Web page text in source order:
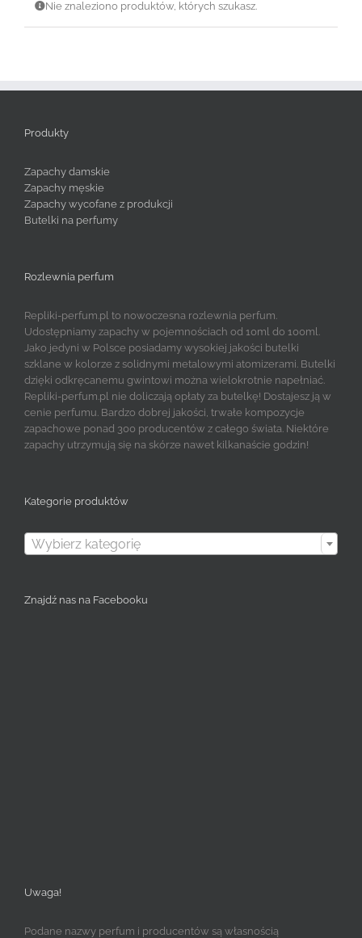
Nie znaleziono produktów, których szukasz.
Produkty
Zapachy damskie
Zapachy męskie
Zapachy wycofane z produkcji
Butelki na perfumy
Rozlewnia perfum
Repliki-perfum.pl to nowoczesna rozlewnia perfum.
Udostępniamy zapachy w pojemnościach od 10ml do 100ml.
Jako jedyni w Polsce posiadamy wysokiej jakości butelki
szklane w kolorze z solidnymi metalowymi atomizerami. Butelki
dzięki odkręcanemu gwintowi można wielokrotnie napełniać.
Repliki-perfum.pl nie doliczają opłaty za butelkę! Dostajesz ją w
cenie perfumu. Bardzo dobrej jakości, trwałe kompozycje
zapachowe ponad 300 producentów z całego świata. Niektóre
zapachy utrzymują się na skórze nawet kilkanaście godzin!
Kategorie produktów
Wybierz kategorię
Znajdź nas na Facebooku
Uwaga!
Podane nazwy perfum i producentów są własnością